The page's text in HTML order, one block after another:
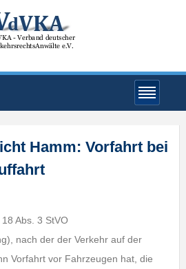
Hamm: Vorfahrt bei
Abs. 3 StVO
nach der der Verkehr auf der
Vorfahrt vor Fahrzeugen hat, die